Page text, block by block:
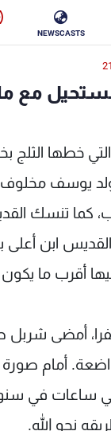
NEWSCASTS
مع
خطها الثلج
يوسف
كما تنسك
ابن
أقرب ما يكون
أمضى شربل
أمام
ساعات في
نحو الله.
ناس
فن
رياضة